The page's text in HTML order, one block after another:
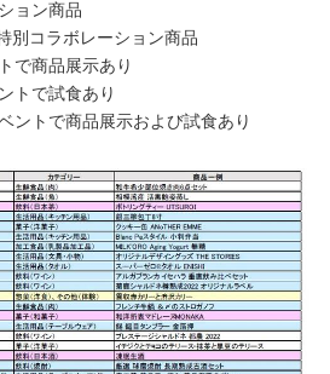
ョン商品
コラボレーション商品
で商品展示あり
トで試食あり
ントで商品展示および試食あり